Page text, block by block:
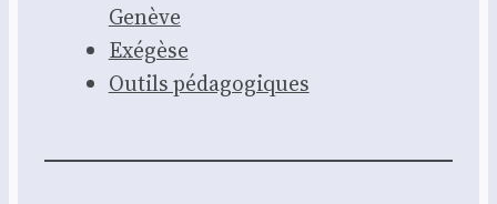
Genève
Exé­gèse
Outils péda­go­giques